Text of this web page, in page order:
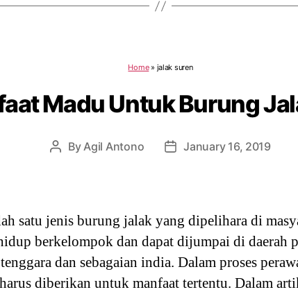
Home» jalak suren
Madu Untuk Burung
Post
ByAgil Antono
PostJanuary 16, 2019
satu jenis burung jalak yang dipelihara di
berkelompok dan dapat dijumpai di daerah
dan sebagaian india. Dalam proses
diberikan untuk manfaat tertentu. Dalam